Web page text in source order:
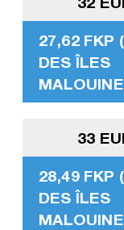
27,62 FKP
DES ÎLES
33
28,49 FKP
DES ÎLES